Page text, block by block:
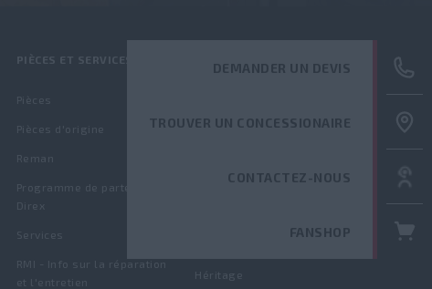
DEMANDER UN DEVIS
TROUVER UN CONCESSIONAIRE
CONTACTEZ-NOUS
FANSHOP
PIÈCES ET SERVICES
Pièces
Pièces d'origine
Reman
Programme de partenariat
Direx
Services
RMI - Info sur la réparation
et l'entretien
Rejoignez-nous
Héritage